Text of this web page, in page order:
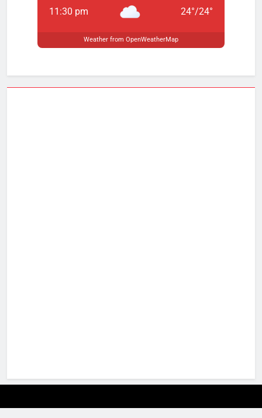
11:30 pm 24°/24°
Weather from OpenWeatherMap